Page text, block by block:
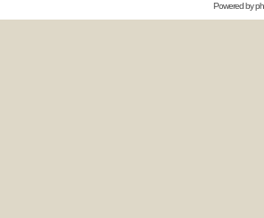
Powered by